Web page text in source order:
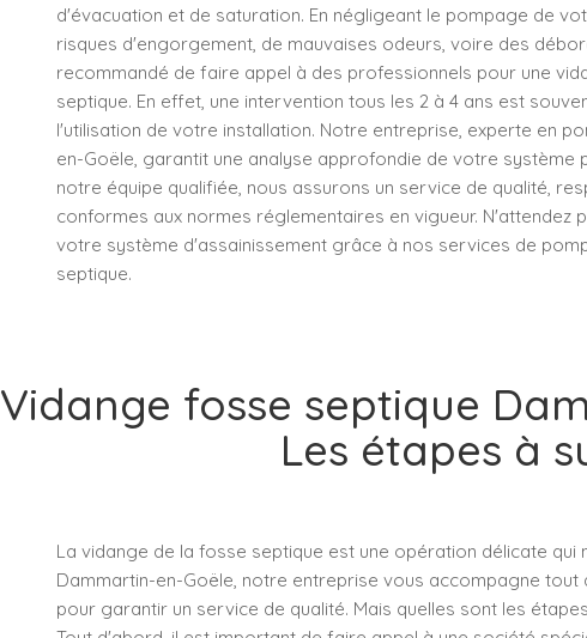
d'évacuation et de saturation. En négligeant le pompage de
risques d'engorgement, de mauvaises odeurs, voire des
recommandé de faire appel à des professionnels pour une
septique. En effet, une intervention tous les 2 à 4 ans est
l'utilisation de votre installation. Notre entreprise, experte en
en-Goële, garantit une analyse approfondie de votre système
notre équipe qualifiée, nous assurons un service de qualité,
conformes aux normes réglementaires en vigueur. N'attendez
votre système d'assainissement grâce à nos services de
septique.
Vidange fosse septique
Les étapes à
La vidange de la fosse septique est une opération délicate qui
Dammartin-en-Goële, notre entreprise vous accompagne tout
pour garantir un service de qualité. Mais quelles sont les